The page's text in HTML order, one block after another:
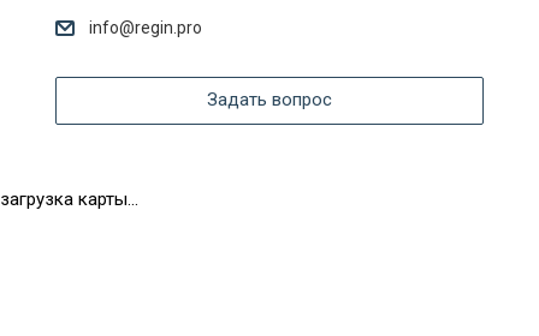
info@regin.pro
Задать вопрос
загрузка карты...